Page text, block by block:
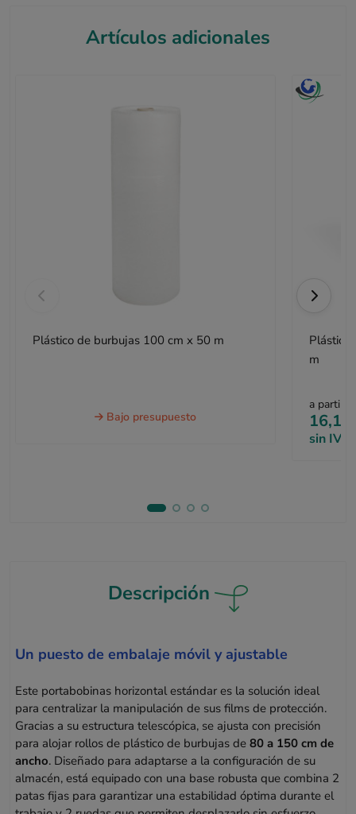
Artículos adicionales
Plástico de burbujas 100 cm x 50 m
Bajo presupuesto
Plástico
m
a partir
16,10
sin IVA
Descripción
Un puesto de embalaje móvil y ajustable
Este portabobinas horizontal estándar es la solución ideal
para centralizar la manipulación de sus films de protección.
Gracias a su estructura telescópica, se ajusta con precisión
para alojar rollos de plástico de burbujas de80 a 150 cm de
ancho. Diseñado para adaptarse a la configuración de su
almacén, está equipado con una base robusta que combina 2
patas fijas para garantizar una estabilidad óptima durante el